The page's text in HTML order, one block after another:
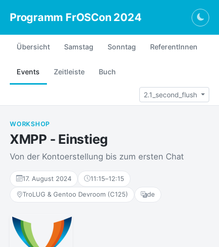
Programm FrOSCon 2024
Übersicht Samstag Sonntag ReferentInnen
Events Zeitleiste Buch
2.1_second_flush
WORKSHOP
XMPP - Einstieg
Von der Kontoerstellung bis zum ersten Chat
17. August 2024 11:15–12:15
TroLUG & Gentoo Devroom (C125) de